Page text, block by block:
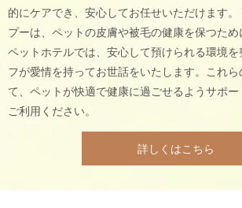
的にケアでき、安心してお任せいただけます
プーは、ペットの皮膚や被毛の健康を保つため
ペットホテルでは、安心して預けられる環境
フが愛情を持ってお世話をいたします。これ
て、ペットが快適で健康に過ごせるようサポ
ご利用ください。
詳しくはこちら